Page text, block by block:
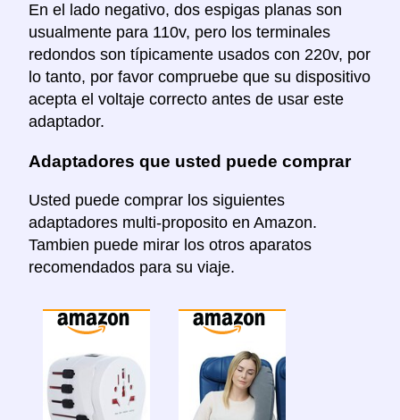
En el lado negativo, dos espigas planas son
usualmente para 110v, pero los terminales
redondos son típicamente usados con 220v, por
lo tanto, por favor compruebe que su dispositivo
acepta el voltaje correcto antes de usar este
adaptador.
Adaptadores que usted puede comprar
Usted puede comprar los siguientes
adaptadores multi-proposito en Amazon.
Tambien puede mirar los otros aparatos
recomendados para su viaje.